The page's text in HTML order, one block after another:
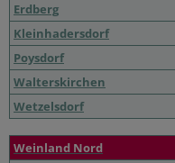
Erdberg
Kleinhadersdorf
Poysdorf
Walterskirchen
Wetzelsdorf
Weinland Nord